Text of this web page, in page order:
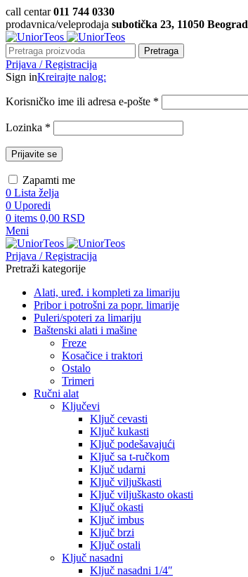
call centar011 744 0330
prodavnica/veleprodaja subotička 23, 11050 Beograd
Pretraga
Prijava / Registracija
Sign inKreirajte nalog:
Korisničko ime ili adresa e-pošte *
Lozinka *
Prijavite se
Zapamti me
0 Lista želja
0 Uporedi
0 items 0,00 RSD
Meni
Prijava / Registracija
Pretraži kategorije
Alati, uređ. i kompleti za limariju
Pribor i potrošni za popr. limarije
Puleri/spoteri za limariju
Baštenski alati i mašine
Freze
Kosačice i traktori
Ostalo
Trimeri
Ručni alat
Ključevi
Ključ cevasti
Ključ kukasti
Ključ podešavajući
Ključ sa t-ručkom
Ključ udarni
Ključ viljuškasti
Ključ viljuškasto okasti
Ključ okasti
Ključ imbus
Ključ brzi
Ključ ostali
Ključ nasadni
Ključ nasadni 1/4″